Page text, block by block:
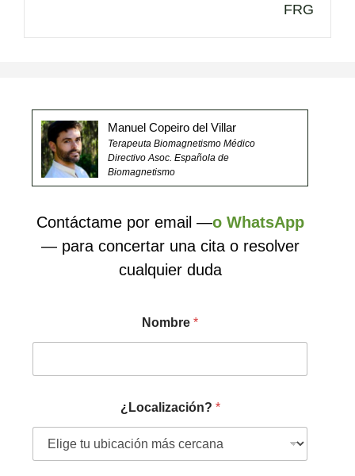
FRG
Manuel Copeiro del Villar
Terapeuta Biomagnetismo Médico
Directivo Asoc. Española de
Biomagnetismo
Contáctame por email —o WhatsApp
— para concertar una cita o resolver
cualquier duda
Nombre*
¿Localización? *